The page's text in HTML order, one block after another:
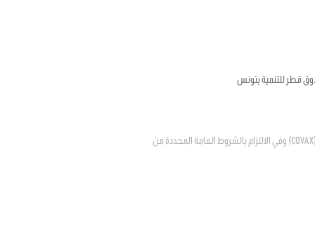
قطر للتنمية بتونس
يتعلق بالترخيص للدولة في الانضمام إلى المبادرة العالمية لتسهيل إتاحة اللقاحات ضد فيروس كوفيد – 19 "كوفاكس" (COVAX) وفي الالتزام بالشروط العامة المحددة من